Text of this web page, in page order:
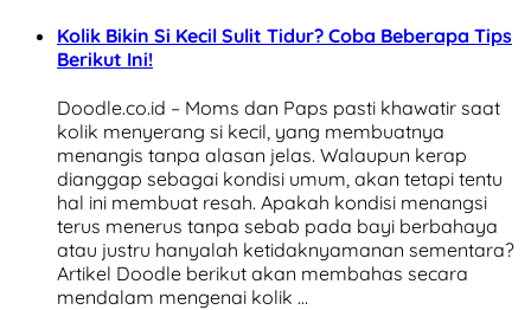
Kolik Bikin Si Kecil Sulit Tidur? Coba Beberapa Tips
Berikut Ini!
Doodle.co.id – Moms dan Paps pasti khawatir saat
kolik menyerang si kecil, yang membuatnya
menangis tanpa alasan jelas. Walaupun kerap
dianggap sebagai kondisi umum, akan tetapi tentu
hal ini membuat resah. Apakah kondisi menangsi
terus menerus tanpa sebab pada bayi berbahaya
atau justru hanyalah ketidaknyamanan sementara?
Artikel Doodle berikut akan membahas secara
mendalam mengenai kolik …